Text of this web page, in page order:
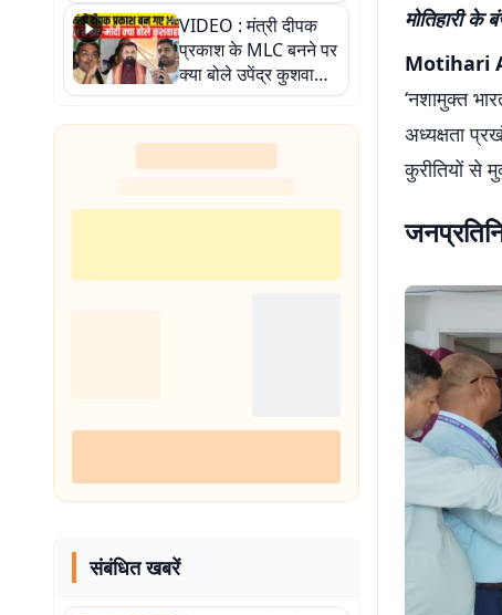
स्थायी समाधान की मांग
VIDEO : मंत्री दीपक
प्रकाश के MLC बनने पर
क्या बोले उपेंद्र कुशवाहा,
सुनिए
संबंधित खबरें
मोतिहारी के
Motihari
‘नशामुक्त
अध्यक्षता
कुरीतियों से